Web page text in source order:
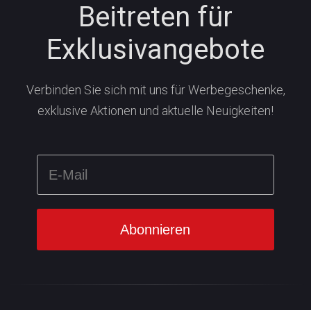
Beitreten für
Exklusivangebote
Verbinden Sie sich mit uns für Werbegeschenke,
exklusive Aktionen und aktuelle Neuigkeiten!